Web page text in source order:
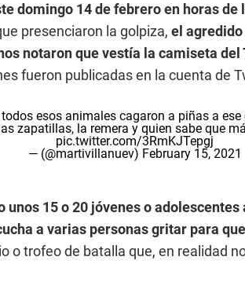
domingo 14 de febrero en horas de
presenciaron la golpiza, el
notaron que vestía la camiseta
fueron publicadas en la cuenta de
esos animales cagaron a piñas a
zapatillas, la remera y quien sabe que
pic.twitter.com/3RmKJTepgj
— (@martivillanuev) February 15, 2021
unos 15 o 20 jóvenes o
a varias personas gritar para
o trofeo de batalla que, en realidad